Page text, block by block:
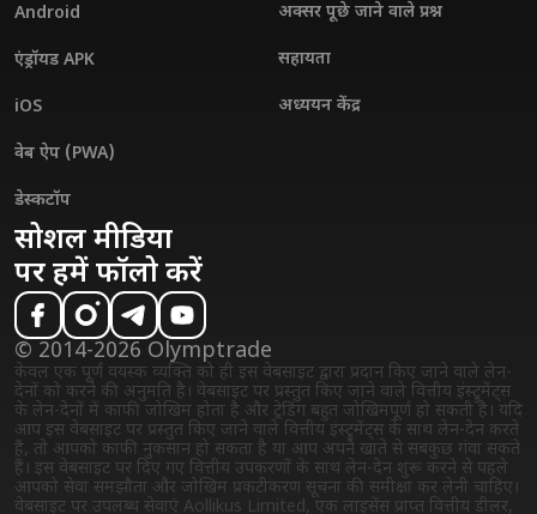
Android
एंड्रॉयड APK
iOS
वेब ऐप (PWA)
डेस्कटॉप
अक्सर पूछे जाने वाले प्रश्न
सहायता
अध्ययन केंद्र
सोशल मीडिया
पर हमें फॉलो करें
© 2014-2026 Olymptrade
केवल एक पूर्ण वयस्क व्यक्ति को ही इस वेबसाइट द्वारा प्रदान किए जाने वाले लेन-
देनों को करने की अनुमति है। वेबसाइट पर प्रस्तुत किए जाने वाले वित्तीय इंस्ट्रुमेंट्स
के लेन-देनों में काफी जोखिम होता है और ट्रेडिंग बहुत जोखिमपूर्ण हो सकती है। यदि
आप इस वेबसाइट पर प्रस्तुत किए जाने वाले वित्तीय इंस्ट्रुमेंट्स के साथ लेन-देन करते
हैं, तो आपको काफी नुकसान हो सकता है या आप अपने खाते से सबकुछ गंवा सकते
हैं। इस वेबसाइट पर दिए गए वित्तीय उपकरणों के साथ लेन-देन शुरू करने से पहले
आपको सेवा समझौता और जोखिम प्रकटीकरण सूचना की समीक्षा कर लेनी चाहिए।
वेबसाइट पर उपलब्ध सेवाएं Aollikus Limited, एक लाइसेंस प्राप्त वित्तीय डीलर,